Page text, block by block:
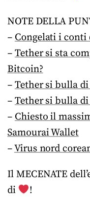
NOTE DELLA
– Congelati i conti
– Tether si sta
Bitcoin?
– Tether si bulla
– Tether si bulla
– Chiesto il
Samourai Wallet
–Virus nord
Il MECENATE
di
!